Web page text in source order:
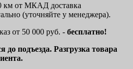
км от МКАД доставка
(уточняйте у менеджера).
от 50 000 руб. - бесплатно!
до подъезда. Разгрузка товара